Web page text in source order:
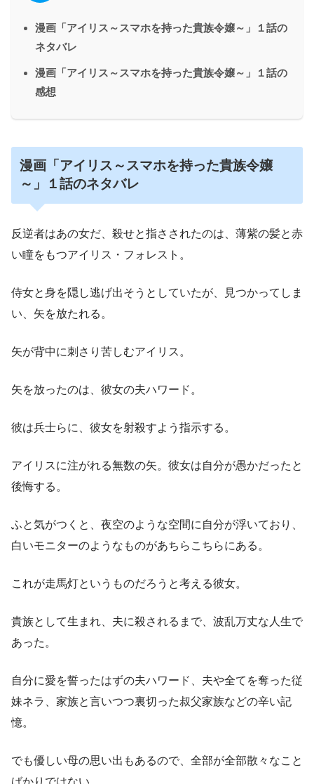
漫画「アイリス～スマホを持った貴族令嬢～」１話の
ネタバレ
漫画「アイリス～スマホを持った貴族令嬢～」１話の
感想
漫画「アイリス～スマホを持った貴族令嬢
～」１話のネタバレ
反逆者はあの女だ、殺せと指さされたのは、薄紫の髪と赤
い瞳をもつアイリス・フォレスト。
侍女と身を隠し逃げ出そうとしていたが、見つかってしま
い、矢を放たれる。
矢が背中に刺さり苦しむアイリス。
矢を放ったのは、彼女の夫ハワード。
彼は兵士らに、彼女を射殺すよう指示する。
アイリスに注がれる無数の矢。彼女は自分が愚かだったと
後悔する。
ふと気がつくと、夜空のような空間に自分が浮いており、
白いモニターのようなものがあちらこちらにある。
これが走馬灯というものだろうと考える彼女。
貴族として生まれ、夫に殺されるまで、波乱万丈な人生で
あった。
自分に愛を誓ったはずの夫ハワード、夫や全てを奪った従
妹ネラ、家族と言いつつ裏切った叔父家族などの辛い記
憶。
でも優しい母の思い出もあるので、全部が全部散々なこと